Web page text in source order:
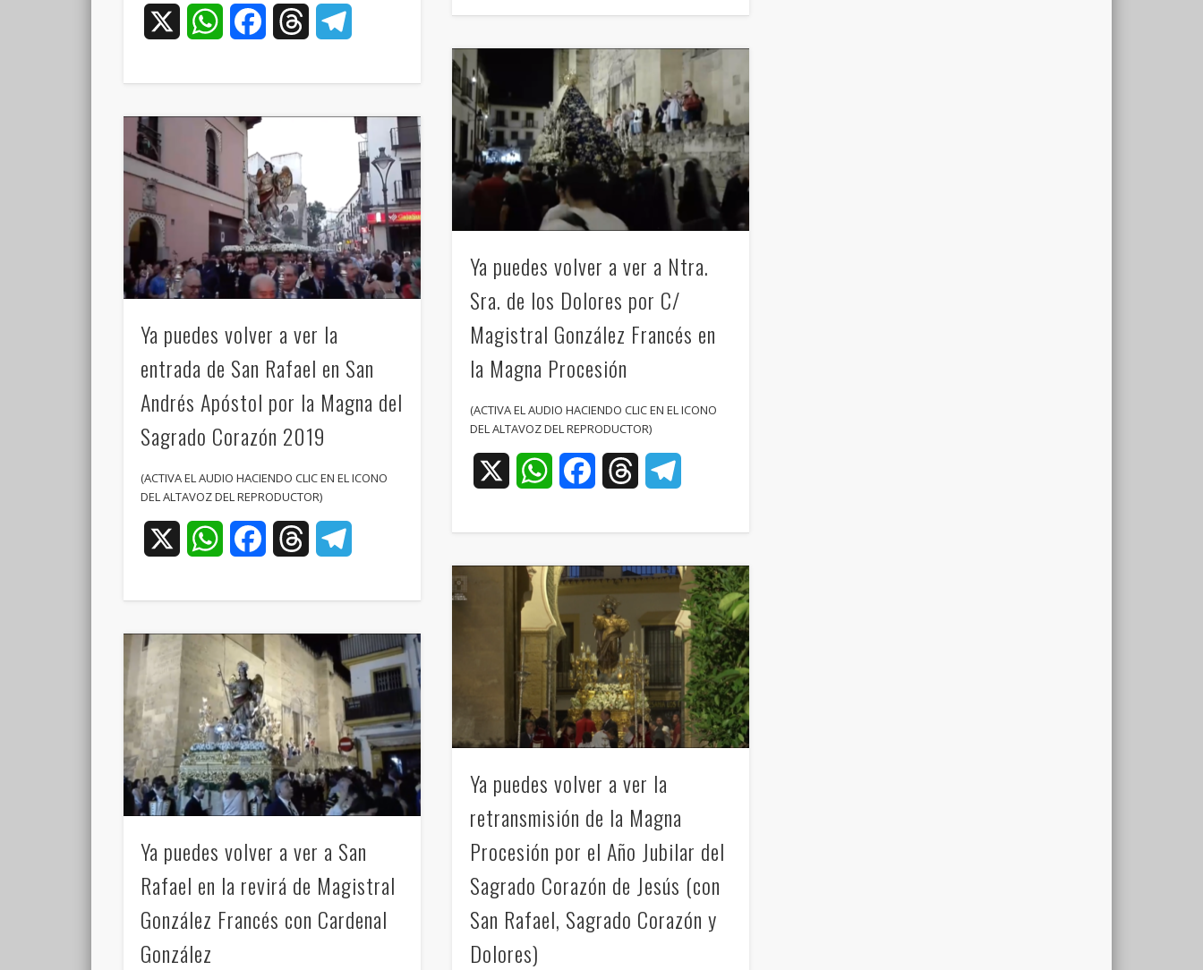
WhatsAppFacebookThreads
Ya puedes volver a ver a Ntra.
Sra. de los Dolores por C/
Magistral González Francés en
la Magna Procesión
(ACTIVA EL AUDIO HACIENDO CLIC EN EL ICONO
DEL ALTAVOZ DEL REPRODUCTOR)
WhatsAppFacebookThreads
Ya puedes volver a ver la
entrada de San Rafael en San
Andrés Apóstol por la Magna del
Sagrado Corazón 2019
(ACTIVA EL AUDIO HACIENDO CLIC EN EL ICONO
DEL ALTAVOZ DEL REPRODUCTOR)
WhatsAppFacebookThreads
Ya puedes volver a ver la
retransmisión de la Magna
Procesión por el Año Jubilar del
Sagrado Corazón de Jesús (con
San Rafael, Sagrado Corazón y
Dolores)
Ya puedes volver a ver a San
Rafael en la revirá de Magistral
González Francés con Cardenal
González